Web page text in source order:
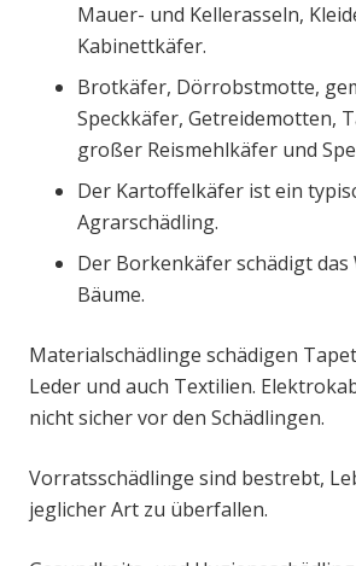
Mauer- und Kellerasseln,
Kabinettkäfer.
Brotkäfer, Dörrobstmotte,
Speckkäfer, Getreidemotten,
großer Reismehlkäfer und
Der Kartoffelkäfer ist ein
Agrarschädling.
Der Borkenkäfer schädigt das
Bäume.
Materialschädlinge schädigen
Leder und auch Textilien.
nicht sicher vor den Schädlingen.
Vorratsschädlinge sind bestrebt,
jeglicher Art zu überfallen.